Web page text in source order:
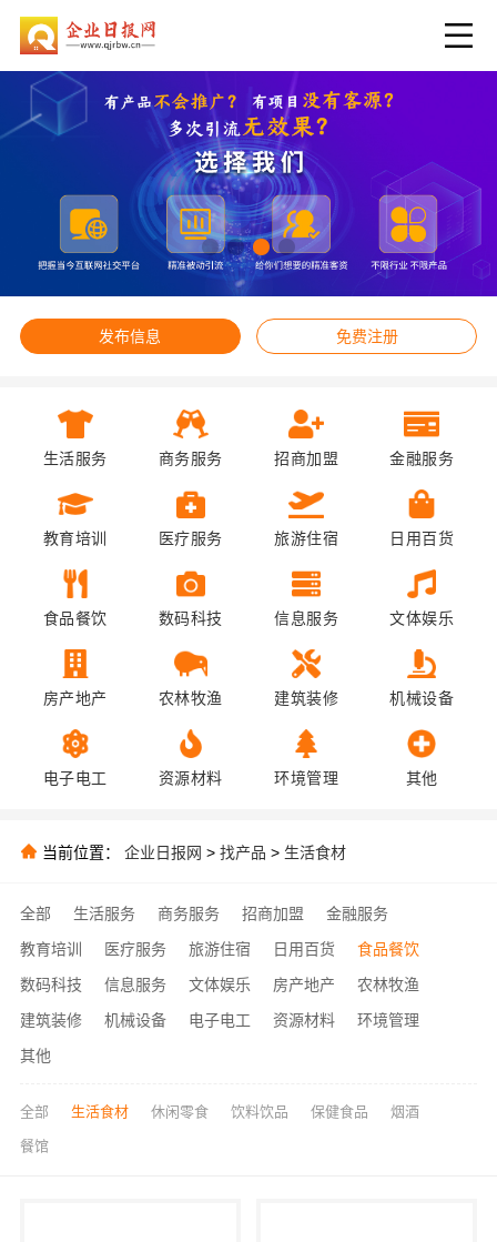
发布信息 免费注册
生活服务 商务服务 招商加盟 金融服务
教育培训 医疗服务 旅游住宿 日用百货
食品餐饮 数码科技 信息服务 文体娱乐
房产地产 农林牧渔 建筑装修 机械设备
电子电工 资源材料 环境管理 其他
当前位置： 企业日报网 > 找产品 > 生活食材
全部 生活服务 商务服务 招商加盟
金融服务
教育培训
医疗服务 旅游住宿 日用百货
食品餐饮
数码科技
信息服务 文体娱乐 房产地产
农林牧渔
建筑装修
机械设备 电子电工 资源材料
环境管理
其他
全部 生活食材 休闲零食 饮料饮品 保健食品 烟酒
餐馆